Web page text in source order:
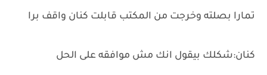
تمارا بصلته وخرجت من المكتب قابلت كنان واقف برا
كنان:شكلك بيقول انك مش موافقه على الحل